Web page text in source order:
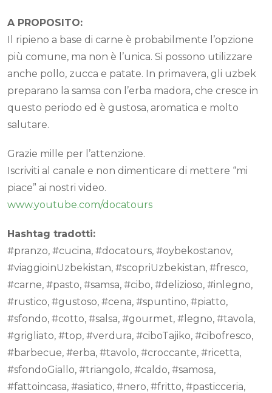
A PROPOSITO:
Il ripieno a base di carne è probabilmente l’opzione
più comune, ma non è l’unica. Si possono utilizzare
anche pollo, zucca e patate. In primavera, gli uzbek
preparano la samsa con l’erba madora, che cresce in
questo periodo ed è gustosa, aromatica e molto
salutare.
Grazie mille per l’attenzione.
Iscriviti al canale e non dimenticare di mettere “mi
piace” ai nostri video.
www.youtube.com/docatours
Hashtag tradotti:
#pranzo, #cucina, #docatours, #oybekostanov,
#viaggioinUzbekistan, #scopriUzbekistan, #fresco,
#carne, #pasto, #samsa, #cibo, #delizioso, #inlegno,
#rustico, #gustoso, #cena, #spuntino, #piatto,
#sfondo, #cotto, #salsa, #gourmet, #legno, #tavola,
#grigliato, #top, #verdura, #ciboTajiko, #cibofresco,
#barbecue, #erba, #tavolo, #croccante, #ricetta,
#sfondoGiallo, #triangolo, #caldo, #samosa,
#fattoincasa, #asiatico, #nero, #fritto, #pasticceria,